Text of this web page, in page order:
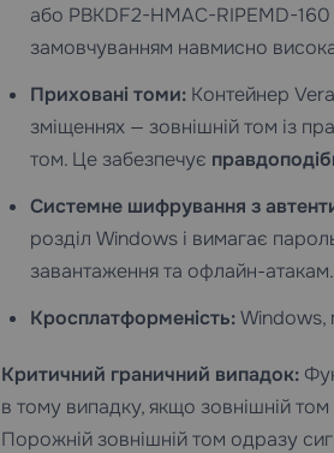
або PBKDF2-HMAC-RIPEMD-160
замовчуванням навмисно
Приховані томи:Контейнер
зміщеннях — зовнішній том із
том. Це забезпечує
Системне шифрування з
розділ Windows і вимагає
завантаження та офлайн-атакам.
Кросплатформеність:Windows,
Критичний граничний випадок:
в тому випадку, якщо зовнішній том
Порожній зовнішній том одразу